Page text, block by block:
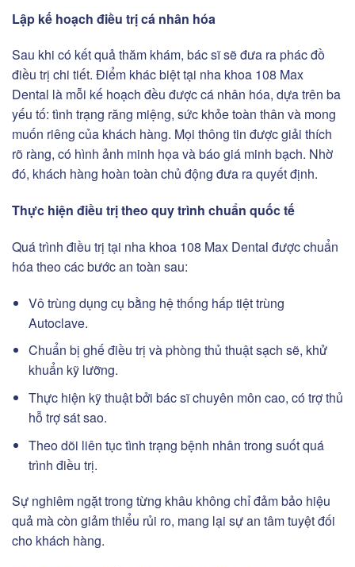
Lập kế hoạch điều trị cá nhân hóa
Sau khi có kết quả thăm khám, bác sĩ sẽ đưa ra phác đồ
điều trị chi tiết. Điểm khác biệt tại nha khoa 108 Max
Dental là mỗi kế hoạch đều được cá nhân hóa, dựa trên ba
yếu tố: tình trạng răng miệng, sức khỏe toàn thân và mong
muốn riêng của khách hàng. Mọi thông tin được giải thích
rõ ràng, có hình ảnh minh họa và báo giá minh bạch. Nhờ
đó, khách hàng hoàn toàn chủ động đưa ra quyết định.
Thực hiện điều trị theo quy trình chuẩn quốc tế
Quá trình điều trị tại nha khoa 108 Max Dental được chuẩn
hóa theo các bước an toàn sau:
Vô trùng dụng cụ bằng hệ thống hấp tiệt trùng
Autoclave.
Chuẩn bị ghế điều trị và phòng thủ thuật sạch sẽ, khử
khuẩn kỹ lưỡng.
Thực hiện kỹ thuật bởi bác sĩ chuyên môn cao, có trợ thủ
hỗ trợ sát sao.
Theo dõi liên tục tình trạng bệnh nhân trong suốt quá
trình điều trị.
Sự nghiêm ngặt trong từng khâu không chỉ đảm bảo hiệu
quả mà còn giảm thiểu rủi ro, mang lại sự an tâm tuyệt đối
cho khách hàng.